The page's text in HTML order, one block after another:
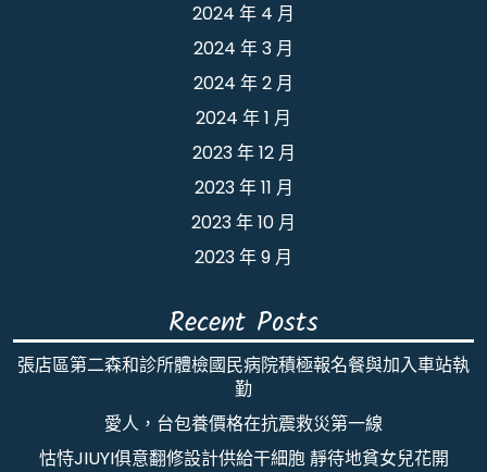
2024 年 4 月
2024 年 3 月
2024 年 2 月
2024 年 1 月
2023 年 12 月
2023 年 11 月
2023 年 10 月
2023 年 9 月
Recent Posts
張店區第二森和診所體檢國民病院積極報名餐與加入車站執
勤
愛人，台包養價格在抗震救災第一線
怙恃JIUYI俱意翻修設計供給干細胞 靜待地貧女兒花開